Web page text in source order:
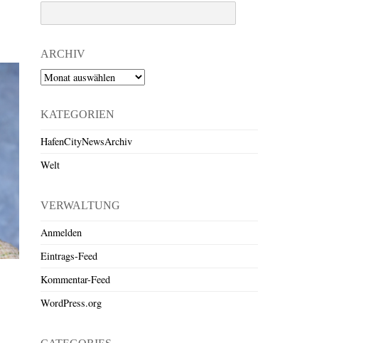
ARCHIV
Archiv
KATEGORIEN
HafenCityNewsArchiv
Welt
VERWALTUNG
Anmelden
Eintrags-Feed
Kommentar-Feed
WordPress.org